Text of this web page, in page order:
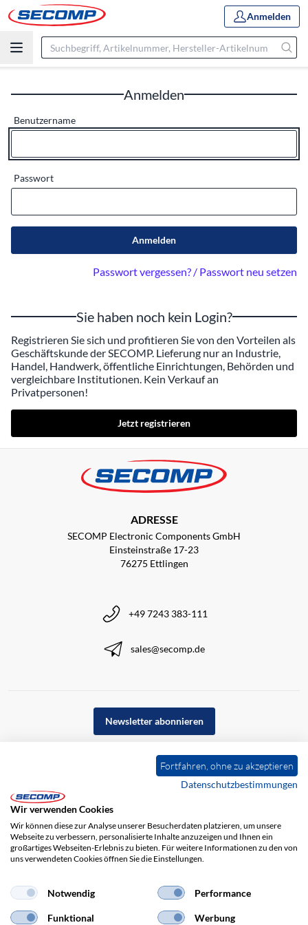
Anmelden
Anmelden
Benutzername
Passwort
Anmelden
Passwort vergessen? / Passwort neu setzen
Sie haben noch kein Login?
Registrieren Sie sich und profitieren Sie von den Vorteilen als
Geschäftskunde der SECOMP. Lieferung nur an Industrie,
Handel, Handwerk, öffentliche Einrichtungen, Behörden und
vergleichbare Institutionen. Kein Verkauf an
Privatpersonen!
Jetzt registrieren
ADRESSE
SECOMP Electronic Components GmbH
Einsteinstraße 17-23
76275 Ettlingen
+49 7243 383-111
sales@secomp.de
Newsletter abonnieren
Impressum Haftungsausschluss
Fortfahren, ohne zu akzeptieren
Datenschutzbestimmungen
Wir verwenden Cookies
Wir können diese zur Analyse unserer Besucherdaten platzieren, um unsere
Webseite zu verbessern, personalisierte Inhalte anzuzeigen und Ihnen ein
großartiges Webseiten-Erlebnis zu bieten. Für weitere Informationen zu den von
uns verwendeten Cookies öffnen Sie die Einstellungen.
Notwendig Performance
Funktional Werbung